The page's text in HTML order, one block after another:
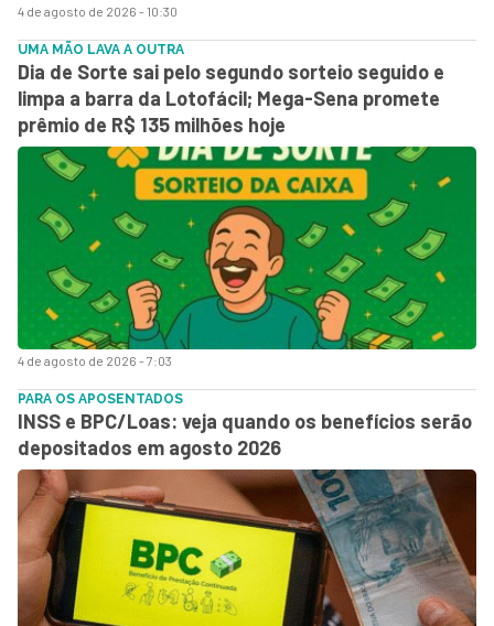
4 de agosto de 2026 - 10:30
4 de agosto de 2026 - 7:03
UMA MÃO LAVA A OUTRA
Dia de Sorte sai pelo segundo sorteio seguido e
limpa a barra da Lotofácil; Mega-Sena promete
prêmio de R$ 135 milhões hoje
PARA OS APOSENTADOS
INSS e BPC/Loas: veja quando os benefícios serão
depositados em agosto 2026